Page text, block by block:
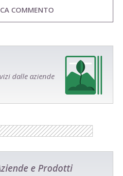
dalle aziende
e Prodotti